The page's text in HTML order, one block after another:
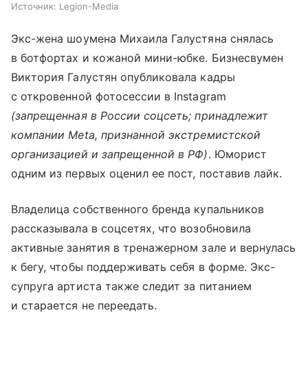
Источник: Legion-Media
Экс-жена шоумена Михаила Галустяна снялась
в ботфортах и кожаной мини-юбке. Бизнесвумен
Виктория Галустян опубликовала кадры
с откровенной фотосессии в Instagram
(запрещенная в России соцсеть; принадлежит
компании Meta, признанной экстремистской
организацией и запрещенной в РФ). Юморист
одним из первых оценил ее пост, поставив лайк.
Владелица собственного бренда купальников
рассказывала в соцсетях, что возобновила
активные занятия в тренажерном зале и вернулась
к бегу, чтобы поддерживать себя в форме. Экс-
супруга артиста также следит за питанием
и старается не переедать.